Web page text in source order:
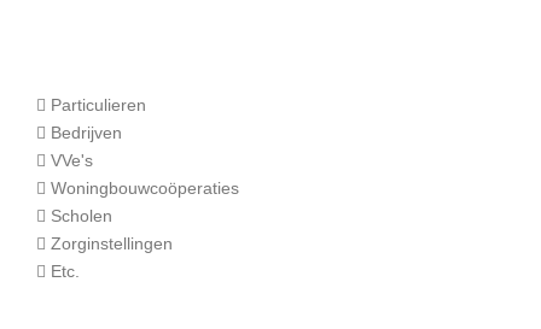
Particulieren
Bedrijven
VVe's
Woningbouwcoöperaties
Scholen
Zorginstellingen
Etc.